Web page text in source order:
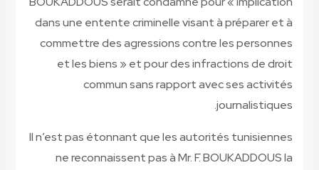
dans une entente criminelle visant
commettre des agressions contre
et les biens » et pour des
commun sans rapport
Il n’est pas étonnant que les
ne reconnaissent pas à Mr. F.